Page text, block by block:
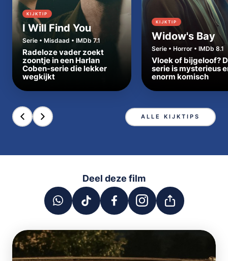
KIJKTIP
I Will Find You
Serie • Misdaad • IMDb 7.1
Radeloze vader zoekt
zoontje in een Harlan
Coben-serie die lekker
wegkijkt
KIJKTIP
Widow's Bay
Serie • Horror • IMDb 8.1
Vloek of bijgeloof?
serie is mysterieus
enorm komisch
ALLE KIJKTIPS
Deel deze film